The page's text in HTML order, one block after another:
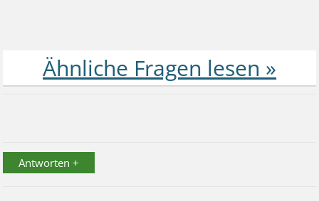
Antworten +